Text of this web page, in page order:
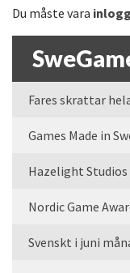
Du måste vara
Fares skrattar
Hazelight
Nordic Game
Svenskt i juni